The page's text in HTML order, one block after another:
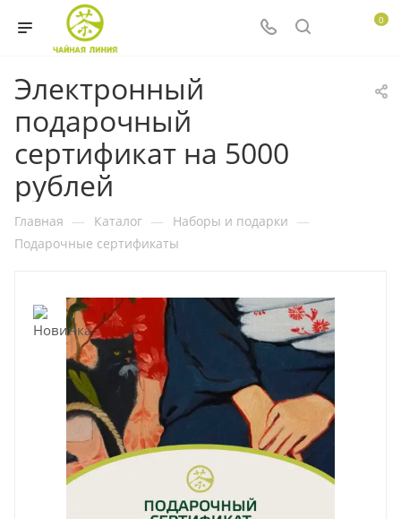
0
Электронный
подарочный
сертификат на 5000
рублей
Главная — Каталог — Наборы и подарки —
Подарочные сертификаты